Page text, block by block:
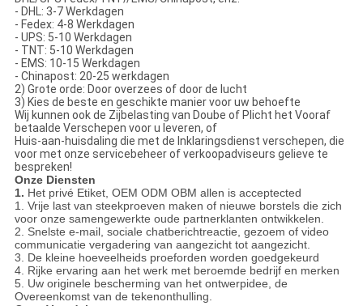
- DHL: 3-7 Werkdagen
- Fedex: 4-8 Werkdagen
- UPS: 5-10 Werkdagen
- TNT: 5-10 Werkdagen
- EMS: 10-15 Werkdagen
- Chinapost: 20-25 werkdagen
2) Grote orde: Door overzees of door de lucht
3) Kies de beste en geschikte manier voor uw behoefte
Wij kunnen ook de Zijbelasting van Doube of Plicht het Vooraf
betaalde Verschepen voor u leveren, of
Huis-aan-huisdaling die met de Inklaringsdienst verschepen, die
voor met onze servicebeheer of verkoopadviseurs gelieve te
bespreken!
Onze Diensten
1. Het privé Etiket, OEM ODM OBM allen is acceptected
1. Vrije last van steekproeven maken of nieuwe borstels die zich
voor onze samengewerkte oude partnerklanten ontwikkelen.
2. Snelste e-mail, sociale chatberichtreactie, gezoem of video
communicatie vergadering van aangezicht tot aangezicht.
3. De kleine hoeveelheids proeforden worden goedgekeurd
4. Rijke ervaring aan het werk met beroemde bedrijf en merken
5. Uw originele bescherming van het ontwerpidee, de
Overeenkomst van de tekenonthulling.